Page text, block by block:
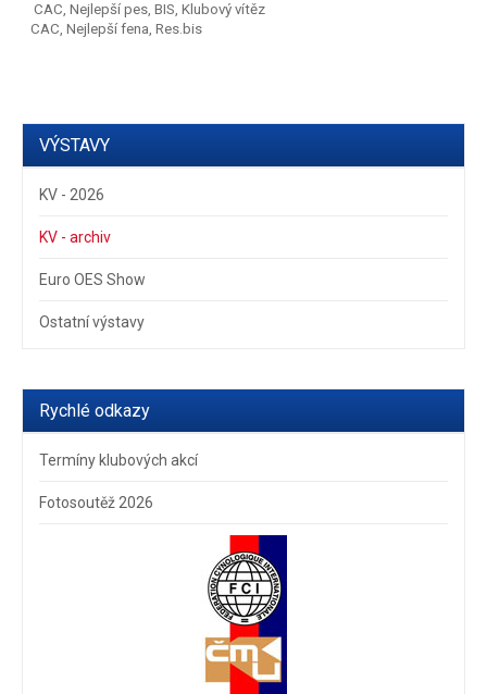
VÝSTAVY
KV - 2026
KV - archiv
Euro OES Show
Ostatní výstavy
Rychlé odkazy
Termíny klubových akcí
Fotosoutěž 2026
CAC, Nejlepší pes, BIS, Klubový vítěz
CAC, Nejlepší fena, Res.bis